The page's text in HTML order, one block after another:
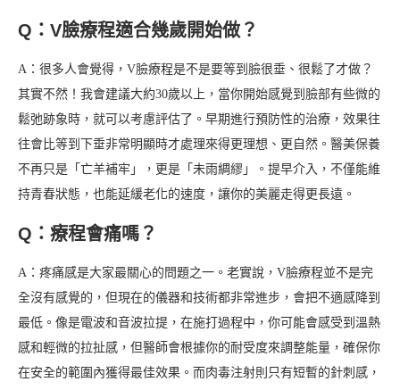
Q：V臉療程適合幾歲開始做？
A：很多人會覺得，V臉療程是不是要等到臉很垂、很鬆了才做？
其實不然！我會建議大約30歲以上，當你開始感覺到臉部有些微的
鬆弛跡象時，就可以考慮評估了。早期進行預防性的治療，效果往
往會比等到下垂非常明顯時才處理來得更理想、更自然。醫美保養
不再只是「亡羊補牢」，更是「未雨綢繆」。提早介入，不僅能維
持青春狀態，也能延緩老化的速度，讓你的美麗走得更長遠。
Q：療程會痛嗎？
A：疼痛感是大家最關心的問題之一。老實說，V臉療程並不是完
全沒有感覺的，但現在的儀器和技術都非常進步，會把不適感降到
最低。像是電波和音波拉提，在施打過程中，你可能會感受到溫熱
感和輕微的拉扯感，但醫師會根據你的耐受度來調整能量，確保你
在安全的範圍內獲得最佳效果。而肉毒注射則只有短暫的針刺感，